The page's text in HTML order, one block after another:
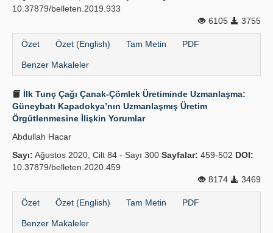
10.37879/belleten.2019.933
6105
3755
Özet Özet (English) Tam Metin PDF
Benzer Makaleler
İlk Tunç Çağı Çanak-Çömlek Üretiminde Uzmanlaşma:
Güneybatı Kapadokya’nın Uzmanlaşmış Üretim
Örgütlenmesine İlişkin Yorumlar
Abdullah Hacar
Sayı: Ağustos 2020, Cilt 84 - Sayı 300 Sayfalar: 459-502 DOI:
10.37879/belleten.2020.459
8174
3469
Özet Özet (English) Tam Metin PDF
Benzer Makaleler